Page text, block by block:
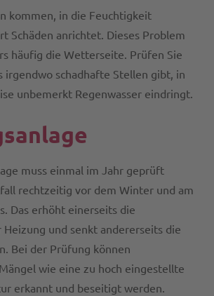
kommen, in die Feuchtigkeit
Schäden anrichtet. Dieses Problem
häufig die Wetterseite. Prüfen Sie
irgendwo schadhafte Stellen gibt, in
unbemerkt Regenwasser eindringt.
muss einmal im Jahr geprüft
rechtzeitig vor dem Winter und am
Das erhöht einerseits die
Heizung und senkt andererseits die
Bei der Prüfung können
wie eine zu hoch eingestellte
erkannt und beseitigt werden.